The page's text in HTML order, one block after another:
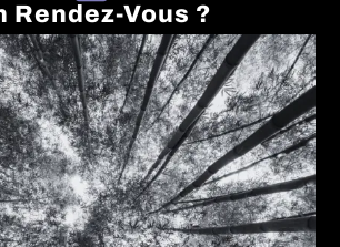
Rendez-Vous ?